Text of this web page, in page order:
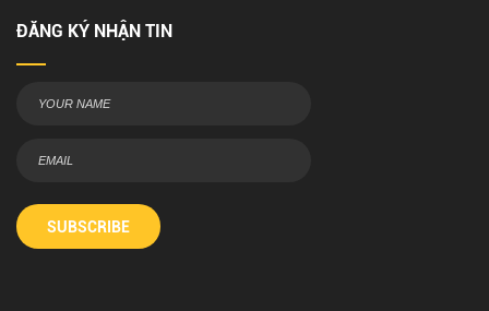
ĐĂNG KÝ NHẬN TIN
SUBSCRIBE